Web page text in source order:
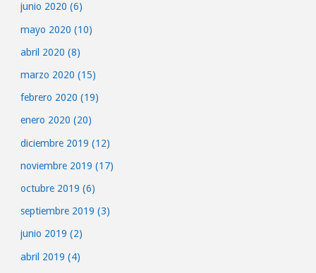
junio 2020 (6)
mayo 2020 (10)
abril 2020 (8)
marzo 2020 (15)
febrero 2020 (19)
enero 2020 (20)
diciembre 2019 (12)
noviembre 2019 (17)
octubre 2019 (6)
septiembre 2019 (3)
junio 2019 (2)
abril 2019 (4)